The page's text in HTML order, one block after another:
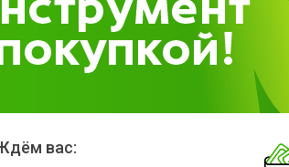
вас: